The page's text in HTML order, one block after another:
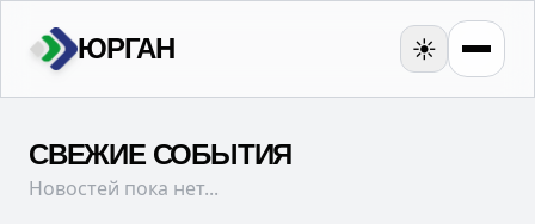
ЮРГАН ☀️
СВЕЖИЕ СОБЫТИЯ
Новостей пока нет...